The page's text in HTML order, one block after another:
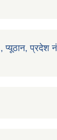
, प्यूठान, प्रदेश